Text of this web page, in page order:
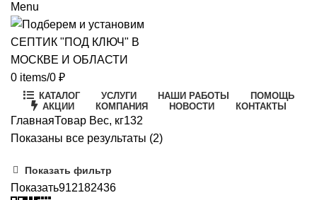
Menu
0 items/0 ₽
КАТАЛОГ УСЛУГИ НАШИ РАБОТЫ
ПОМОЩЬ
АКЦИИ
КОМПАНИЯ НОВОСТИ КОНТАКТЫ
ГлавнаяТовар Вес, кг132
Показаны все результаты (2)Цены:
Показать фильтр
Показать912182436